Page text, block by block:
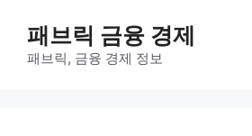
패브릭 금융 경제
패브릭, 금융 경제 정보